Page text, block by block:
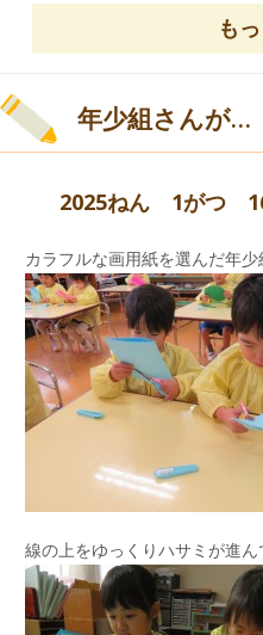
さすが、年中・年長組さん。
特に、年長組の男の子は勇敢で
金棒を振り回す鬼に立ち向かい
やっつけてくれました。
鬼達は、大慌てで帰っていきま
今日持ち帰りました、お面を是
お役立てくださいませ！
水やりも進んで行っています！
今日の洋食給食
そんな思いで 水やりをしてい
音楽会の練習も頑張っています
遊ぶ時と練習の時のけじめがし
つけられる年長組さん！ かっ
今日のおにぎりは戸外で食べま
「つの なんぼんに しようか
あらっ！ かわいい鬼さん
ニッコリ鬼も泣き虫鬼も、い
も
年少組さんが…
2025ねん 1がつ
カラフルな画用紙を選んだ年少
線の上をゆっくりハサミが進ん